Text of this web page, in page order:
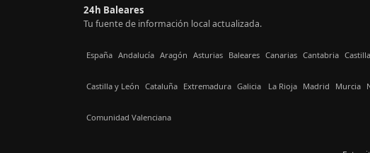
24h Baleares
Tu fuente de información local actualizada.
España Andalucía Aragón Asturias Baleares Canarias Cantabria
Castilla y León Cataluña Extremadura Galicia La Rioja Madrid Murcia
Comunidad Valenciana